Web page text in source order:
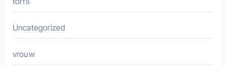
Uncategorized
vrouw